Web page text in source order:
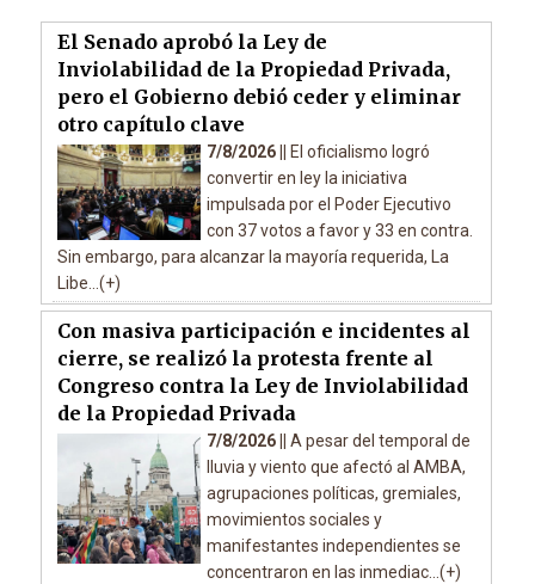
El Senado aprobó la Ley de
Inviolabilidad de la Propiedad Privada,
pero el Gobierno debió ceder y eliminar
otro capítulo clave
7/8/2026 ||
El oficialismo logró
convertir en ley la iniciativa
impulsada por el Poder Ejecutivo
con 37 votos a favor y 33 en contra.
Sin embargo, para alcanzar la mayoría requerida, La
Libe...(+)
Con masiva participación e incidentes al
cierre, se realizó la protesta frente al
Congreso contra la Ley de Inviolabilidad
de la Propiedad Privada
7/8/2026 || A pesar del temporal de
lluvia y viento que afectó al AMBA,
agrupaciones políticas, gremiales,
movimientos sociales y
manifestantes independientes se
concentraron en las inmediac...(+)